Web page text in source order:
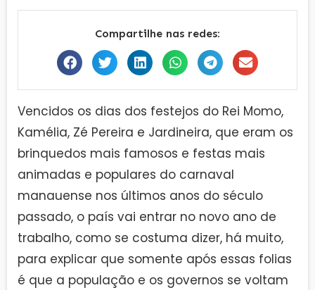
Compartilhe nas redes:
Vencidos os dias dos festejos do Rei Momo,
Kamélia, Zé Pereira e Jardineira, que eram os
brinquedos mais famosos e festas mais
animadas e populares do carnaval
manauense nos últimos anos do século
passado, o país vai entrar no novo ano de
trabalho, como se costuma dizer, há muito,
para explicar que somente após essas folias
é que a população e os governos se voltam